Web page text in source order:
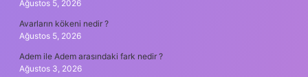
Ağustos 5, 2026
Avarların kökeni nedir ?
Ağustos 5, 2026
Adem ile Adem arasındaki fark nedir ?
Ağustos 3, 2026